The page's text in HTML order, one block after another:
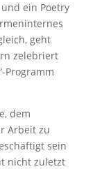
ein Poetry
geht
zelebriert
Programm
dem
Arbeit zu
sein
nicht zuletzt